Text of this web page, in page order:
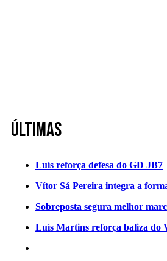
Últimas
Luís reforça defesa do GD JB7
Vítor Sá Pereira integra a
Sobreposta segura melhor
Luís Martins reforça baliza do